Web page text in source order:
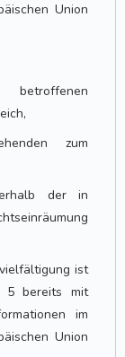
Union
zum
der in
ist
5 bereits mit
im
Union